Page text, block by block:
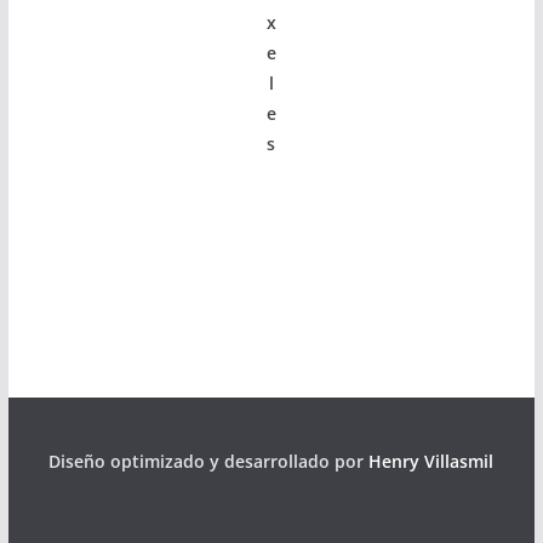
x
e
l
e
s
Diseño optimizado y desarrollado por Henry Villasmil